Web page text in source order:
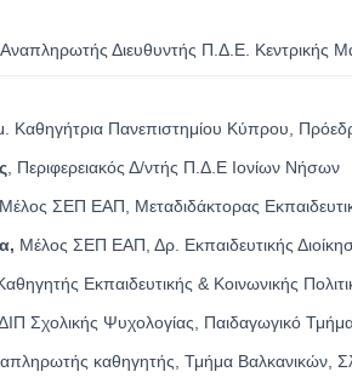
Αναπληρωτής Διευθυντής Π.Δ.Ε. Κεντρικής
Καθηγήτρια Πανεπιστημίου Κύπρου,
, Περιφερειακός Δ/ντής Π.Δ.Ε Ιονίων Νήσων
, Μέλος ΣΕΠ ΕΑΠ, Μεταδιδάκτορας
Μέλος ΣΕΠ ΕΑΠ, Δρ. Εκπαιδευτικής
Εκπαιδευτικής & Κοινωνικής
Σχολικής Ψυχολογίας, Παιδαγωγικό
καθηγητής, Τμήμα